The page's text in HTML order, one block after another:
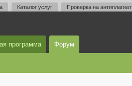
Каталог услуг Проверка на антиплагиат
программа Форум